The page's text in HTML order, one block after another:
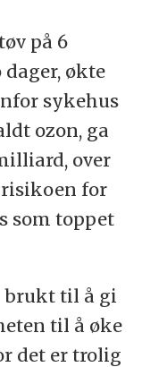
på 6
økte
sykehus
ozon, ga
over
for
som toppet
brukt til å gi
til å øke
det er trolig